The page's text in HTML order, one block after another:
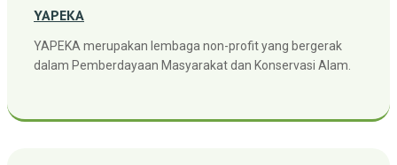
YAPEKA
YAPEKA merupakan lembaga non-profit yang bergerak
dalam Pemberdayaan Masyarakat dan Konservasi Alam.